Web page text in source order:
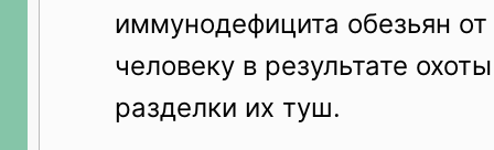
иммунодефицита обезьян
человеку в результате
разделки их туш.